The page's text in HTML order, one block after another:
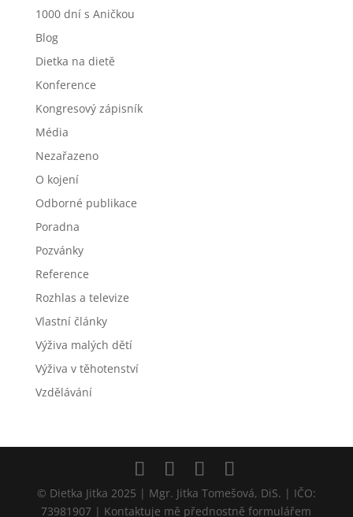
1000 dní s Aničkou
Blog
Dietka na dietě
Konference
Kongresový zápisník
Média
Nezařazeno
O kojení
Odborné publikace
Poradna
Pozvánky
Reference
Rozhlas a televize
Vlastní články
Výživa malých dětí
Výživa v těhotenství
Vzdělávání
© Dietka Jitka 2025 | Mgr. Jitka Tomešová, DiS. | IČO:
73981907 | Kontaktuje mě přednostně formulářem